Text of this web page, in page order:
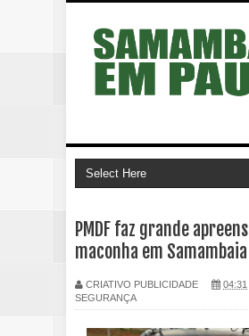
PMDF faz grande
maconha em Samambaia
CRIATIVO PUBLICIDADE
04:31
SEGURANÇA